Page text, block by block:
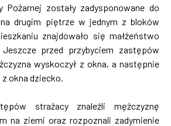
Pożarnej zostały zadysponowane do
drugim piętrze w jednym z bloków
znajdowało się małżeństwo
przed przybyciem zastępów
wyskoczył z okna, a następnie
z okna dziecko.
strażacy znaleźli mężczyznę
na ziemi oraz rozpoznali zadymienie